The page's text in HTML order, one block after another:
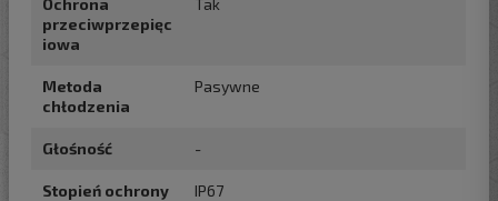
przeciwprzepięc
iowa
Metoda
chłodzenia
Pasywne
Głośność -
Stopień ochrony IP67